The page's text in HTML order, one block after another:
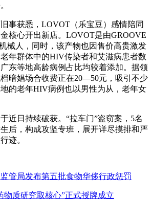
获悉，LOVOT（乐宝豆）感情陪同
核心开出新店。LOVOT是由GROOVE
械人，同时，该产物也因售价高贵激发
年群体中的HIV传染者和艾滋病患者数
东等地高龄病例占比均较着添加。据领
暗娼场合收费正在20—50元，吸引不少
的老年HIV病例也以男性为从，老年女
日持续破获。“拉车门”盗窃案，5名
后，构成攻坚专班，展开详尽摸排和严
迹。
管局发布第五批食物华侈行政惩罚
物质研究取核心”正式授牌成立